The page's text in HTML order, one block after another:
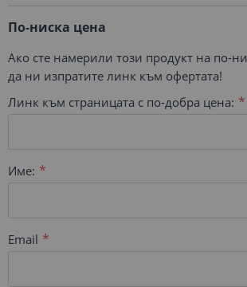
По-ниска цена
Ако сте намерили този продукт на по-
да ни изпратите линк към офертата!
Линк към страницата с по-добра цена:
Име:
Email